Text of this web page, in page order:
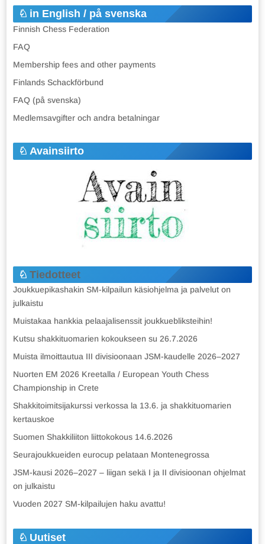
in English / på svenska
Finnish Chess Federation
FAQ
Membership fees and other payments
Finlands Schackförbund
FAQ (på svenska)
Medlemsavgifter och andra betalningar
Avainsiirto
Tiedotteet
Joukkuepikashakin SM-kilpailun käsiohjelma ja palvelut on
julkaistu
Muistakaa hankkia pelaajalisenssit joukkuebliksteihin!
Kutsu shakkituomarien kokoukseen su 26.7.2026
Muista ilmoittautua III divisioonaan JSM-kaudelle 2026–2027
Nuorten EM 2026 Kreetalla / European Youth Chess
Championship in Crete
Shakkitoimitsijakurssi verkossa la 13.6. ja shakkituomarien
kertauskoe
Suomen Shakkiliiton liittokokous 14.6.2026
Seurajoukkueiden eurocup pelataan Montenegrossa
JSM-kausi 2026–2027 – liigan sekä I ja II divisioonan ohjelmat
on julkaistu
Vuoden 2027 SM-kilpailujen haku avattu!
Uutiset